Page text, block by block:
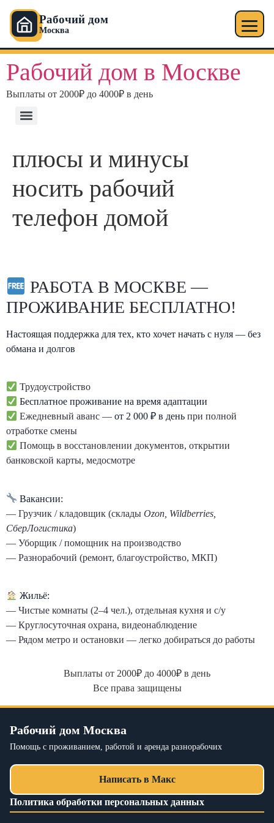
Рабочий дом
Москва
Перейти
содержимому
Рабочий дом в Москве
Выплаты от 2000₽ до 4000₽ в день
плюсы и минусы
носить рабочий
телефон домой
РАБОТА В МОСКВЕ —
ПРОЖИВАНИЕ БЕСПЛАТНО!
Настоящая поддержка для тех, кто хочет начать с нуля — без
обмана и долгов
Трудоустройство
Бесплатное проживание на время адаптации
Ежедневный аванс —от 2 000 ₽ в день при полной
отработке смены
Помощь в восстановлении документов, открытии
банковской карты, медосмотре
Вакансии:
— Грузчик / кладовщик (склады Ozon, Wildberries,
СберЛогистика)
— Уборщик / помощник на производство
— Разнорабочий (ремонт, благоустройство, МКП)
Жильё:
— Чистые комнаты (2–4 чел.), отдельная кухня и с/у
— Круглосуточная охрана, видеонаблюдение
— Рядом метро и остановки — легко добираться до работы
Выплаты от 2000₽ до 4000₽ в день
Все права защищены
Рабочий дом Москва
Помощь с проживанием, работой и аренда разнорабочих
Написать в Макс
Политика обработки персональных данных